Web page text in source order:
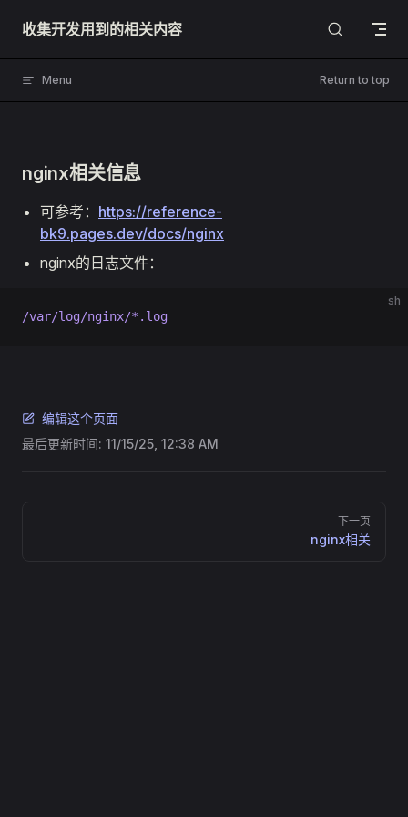
Skip to content
收集开发用到的相关内容
Menu Return to top
nginx相关信息
可参考： https://reference-
bk9.pages.dev/docs/nginx
nginx的日志文件：
sh
/var/log/nginx/*.log
编辑这个页面
最后更新时间: 11/15/25, 12:38 AM
下一页
nginx相关